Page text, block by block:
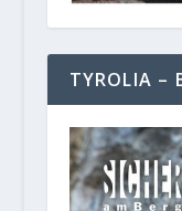
TYROLIA –